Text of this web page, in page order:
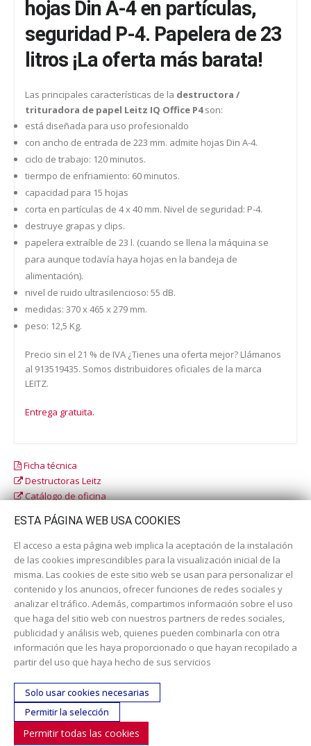
hojas Din A-4 en partículas,
seguridad P-4. Papelera de 23
litros ¡La oferta más barata!
Las principales características de la destructora /
trituradora de papel Leitz IQ Office P4son:
está diseñada para uso profesionaldo
con ancho de entrada de 223 mm. admite hojas Din A-4.
ciclo de trabajo: 120 minutos.
tiermpo de enfriamiento: 60 minutos.
capacidad para 15 hojas
corta en partículas de 4 x 40 mm. Nivel de seguridad: P-4.
destruye grapas y clips.
papelera extraíble de 23 l. (cuando se llena la máquina se
para aunque todavía haya hojas en la bandeja de
alimentación).
nivel de ruido ultrasilencioso: 55 dB.
medidas: 370 x 465 x 279 mm.
peso: 12,5 Kg.
Precio sin el 21 % de IVA ¿Tienes una oferta mejor? Llámanos
al 913519435. Somos distribuidores oficiales de la marca
LEITZ.
Entrega gratuita.
Ficha técnica
Destructoras Leitz
Catálogo de oficina
Catálogo escolar
Dirección:c/ Cercedilla nº 14, 28925 Alcorcón
Email:contacta aquí
Teléfono:913519435
SÍGUENOS
ESTA PÁGINA WEB USA COOKIES
El acceso a esta página web implica la aceptación de la instalación
de las cookies imprescindibles para la visualización inicial de la
misma. Las cookies de este sitio web se usan para personalizar el
contenido y los anuncios, ofrecer funciones de redes sociales y
analizar el tráfico. Además, compartimos información sobre el uso
que haga del sitio web con nuestros partners de redes sociales,
publicidad y análisis web, quienes pueden combinarla con otra
información que les haya proporcionado o que hayan recopilado a
partir del uso que haya hecho de sus servicios
Solo usar cookies necesarias
Permitir la selección
Permitir todas las cookies